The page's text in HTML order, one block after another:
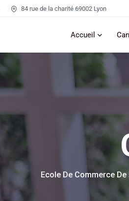
84 rue de la charité 69002 Lyon
Accueil
Ecole De Commerce De